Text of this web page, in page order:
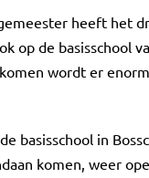
heeft het
op de basisschool
wordt er
basisschool in
komen, weer